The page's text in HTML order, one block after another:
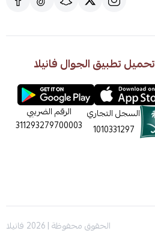
تحميل تطبيق الجوال فانيلا
السجل التجاري
1010331297
الرقم الضريبي
311293279700003
الحقوق محفوظة | 2026 فانيلا